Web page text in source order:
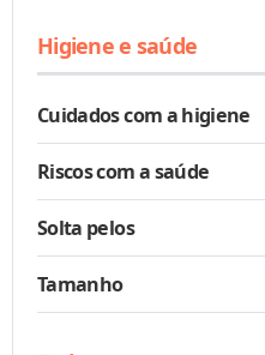
Higiene e saúde
Cuidados com a higiene
Riscos com a saúde
Solta pelos
Tamanho